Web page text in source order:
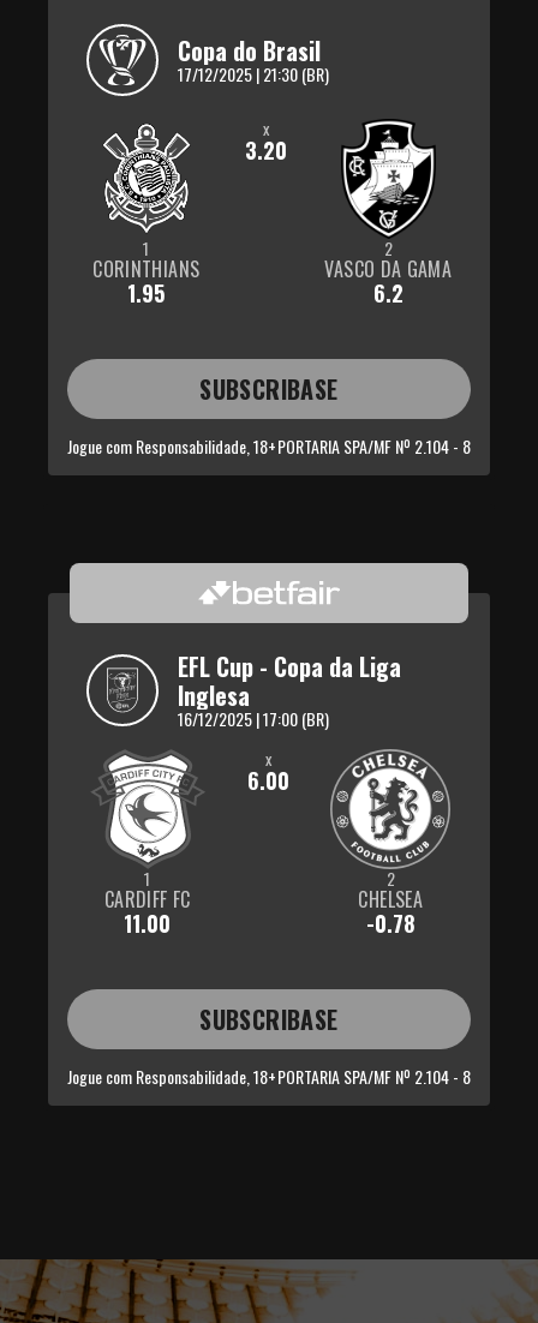
Copa do Brasil
17/12/2025 | 21:30 (BR)
1
CORINTHIANS
1.95
x
3.20
2
VASCO DA GAMA
6.2
SUBSCRIBASE
Jogue com Responsabilidade, 18+PORTARIA SPA/MF Nº 2.104 - 8
EFL Cup - Copa da Liga
Inglesa
16/12/2025 | 17:00 (BR)
1
CARDIFF FC
11.00
x
6.00
2
CHELSEA
-0.78
SUBSCRIBASE
Jogue com Responsabilidade, 18+PORTARIA SPA/MF Nº 2.104 - 8